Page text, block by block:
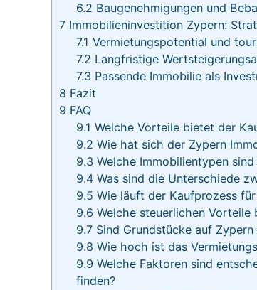
6.2 Baugenehmigungen und
7 Immobilieninvestition Zypern:
7.1 Vermietungspotential und
7.2 Langfristige
7.3 Passende Immobilie als
8 Fazit
9 FAQ
9.1 Welche Vorteile bietet der
9.2 Wie hat sich der Zypern
9.3 Welche Immobilientypen
9.4 Was sind die Unterschiede
9.5 Wie läuft der Kaufprozess
9.6 Welche steuerlichen
9.7 Sind Grundstücke auf
9.8 Wie hoch ist das
9.9 Welche Faktoren sind
finden?